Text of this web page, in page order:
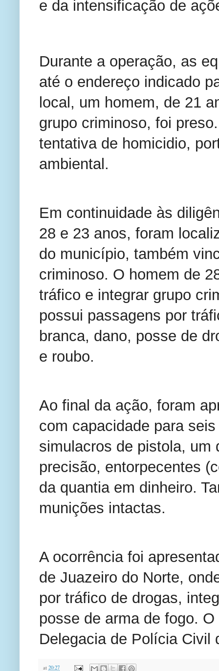
e da intensificação de
Durante a operação, as
até o endereço indicado
local, um homem, de 21
grupo criminoso, foi
tentativa de homicidio,
ambiental.
Em continuidade às
28 e 23 anos, foram
do município, também
criminoso. O homem de
tráfico e integrar grupo
possui passagens por
branca, dano, posse de
e roubo.
Ao final da ação, foram
com capacidade para
simulacros de pistola, um
precisão, entorpecentes
da quantia em dinheiro.
munições intactas.
A ocorrência foi
de Juazeiro do Norte,
por tráfico de drogas,
posse de arma de fogo.
Delegacia de Polícia Civil
at 20:27